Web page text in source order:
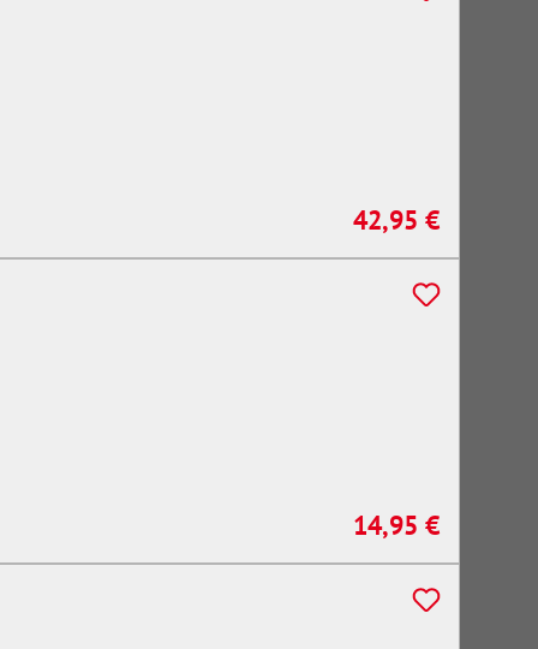
Regulärer Preis:
42,95 €
Regulärer Preis:
14,95 €